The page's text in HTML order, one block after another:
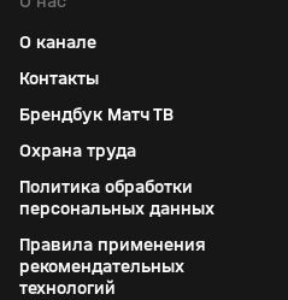
О канале
Контакты
Брендбук Матч ТВ
Охрана труда
Политика обработки
персональных данных
Правила применения
рекомендательных
технологий